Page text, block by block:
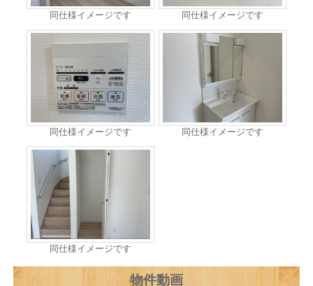
同仕様イメージです 同仕様イメージです
同仕様イメージです 同仕様イメージです
同仕様イメージです
物件動画